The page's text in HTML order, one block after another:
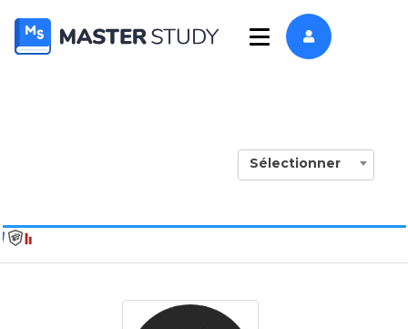
Sélectionner